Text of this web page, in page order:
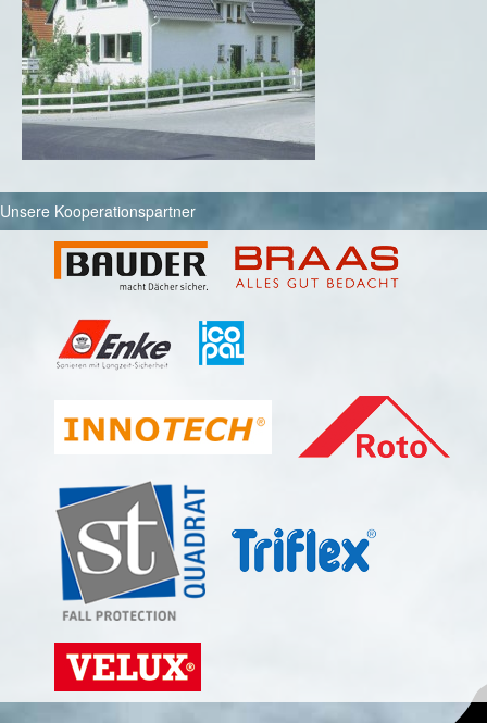
Unsere Kooperationspartner